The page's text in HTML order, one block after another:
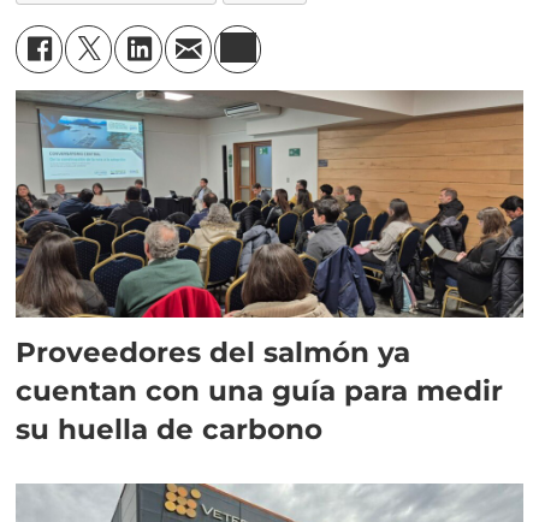
Proveedores del salmón ya
cuentan con una guía para medir
su huella de carbono